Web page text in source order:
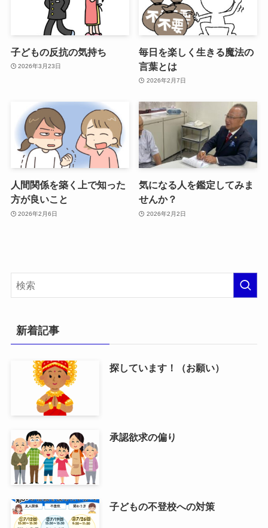
子どもの反抗の気持ち
2026年3月23日
毎日を楽しく生きる魔法の
言葉とは
2026年2月7日
人間関係を築く上で知った
方が良いこと
2026年2月6日
気になる人を鑑定してみま
せんか？
2026年2月2日
新着記事
探しています！（お願い）
承認欲求の偏り
子どもの不登校への対策